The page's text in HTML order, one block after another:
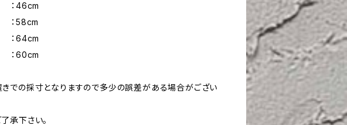
46cm
58cm
64cm
60cm
での採寸となりますので多少の誤差がある場合がござい
承下さい。